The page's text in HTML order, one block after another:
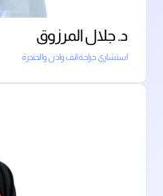
د. جلال المرزوق
استشاري جراحة انف واذن والحنجرة